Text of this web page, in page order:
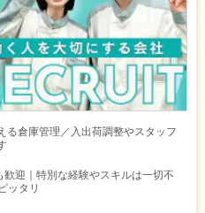
る倉庫管理／入出荷調整やスタッフ
歓迎｜特別な経験やスキルは一切不
ッタリ